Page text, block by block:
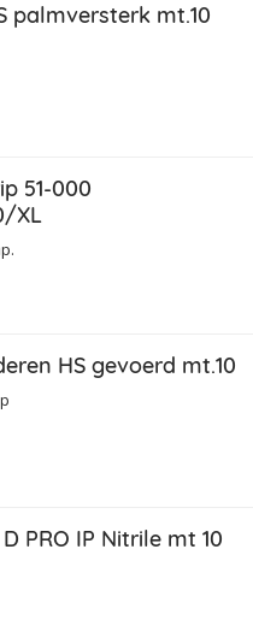
palmversterk mt.10
51-000
XL
HS gevoerd mt.10
D PRO IP Nitrile mt 10